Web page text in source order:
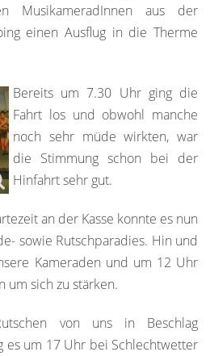
MusikameradInnen aus der
einen Ausflug in die Therme
Bereits um 7.30 Uhr ging die
Fahrt los und obwohl manche
noch sehr müde wirkten, war
die Stimmung schon bei der
Hinfahrt sehr gut.
an der Kasse konnte es nun
sowie Rutschparadies. Hin und
Kameraden und um 12 Uhr
um sich zu stärken.
von uns in Beschlag
es um 17 Uhr bei Schlechtwetter